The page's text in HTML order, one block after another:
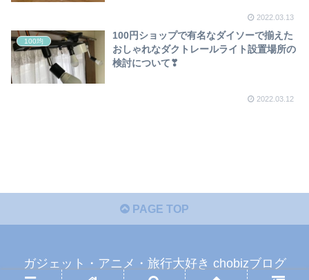
2022.03.13
100均
100円ショップで有名なダイソーで揃えた
おしゃれなダクトレールライト設置場所の
検討について❣
2022.03.12
PAGE TOP
ガジェット・アニメ・旅行大好き chobizブログ